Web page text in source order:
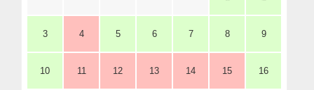
3 4 5 6 7 8 9
10 11 12 13 14 15 16